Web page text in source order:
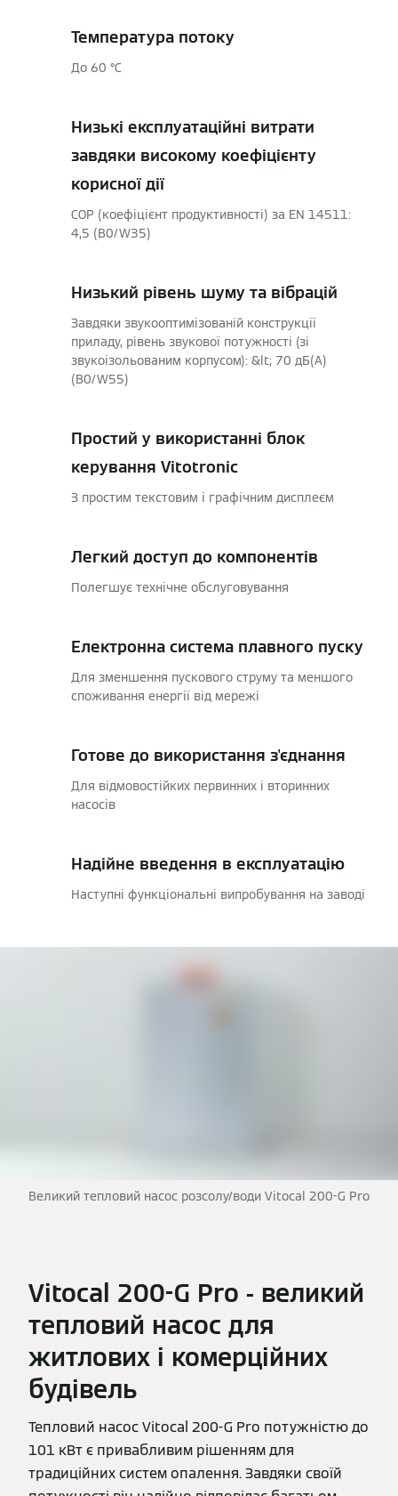
Температура потоку
До 60 °C
Низькі експлуатаційні витрати
завдяки високому коефіцієнту
корисної дії
COP (коефіцієнт продуктивності) за EN 14511:
4,5 (B0/W35)
Низький рівень шуму та вібрацій
Завдяки звукооптимізованій конструкції
приладу, рівень звукової потужності (зі
звукоізольованим корпусом): &lt; 70 дБ(А)
(B0/W55)
Простий у використанні блок
керування Vitotronic
З простим текстовим і графічним дисплеєм
Легкий доступ до компонентів
Полегшує технічне обслуговування
Електронна система плавного пуску
Для зменшення пускового струму та меншого
споживання енергії від мережі
Готове до використання з'єднання
Для відмовостійких первинних і вторинних
насосів
Надійне введення в експлуатацію
Наступні функціональні випробування на заводі
Великий тепловий насос розсолу/води Vitocal 200-G Pro
Vitocal 200-G Pro - великий
тепловий насос для
житлових і комерційних
будівель
Тепловий насос Vitocal 200-G Pro потужністю до
101 кВт є привабливим рішенням для
традиційних систем опалення. Завдяки своїй